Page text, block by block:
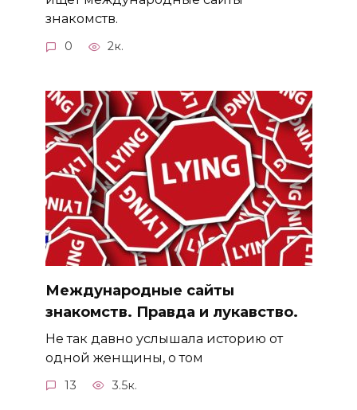
знакомств.
0 2к.
Международные сайты
знакомств. Правда и лукавство.
Не так давно услышала историю от
одной женщины, о том
13 3.5к.